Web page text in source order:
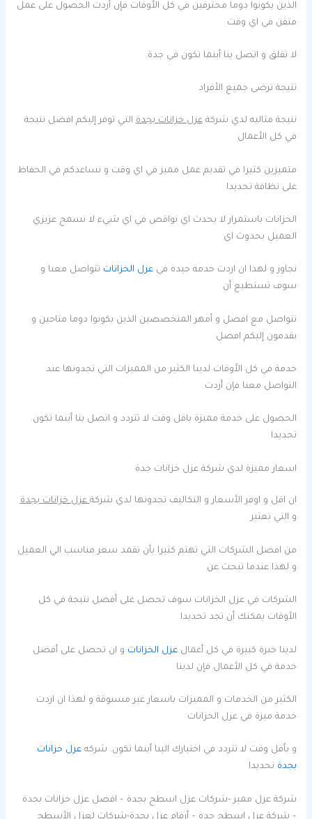
الذين يكونوا دوما محترفين في كل الأوقات فإن أردت الحصول على عمل
متقن في اي وقت
لا تقلق و اتصل بنا أينما تكون في جدة.
نتيجة ترضى جميع الأفراد
نتيجة مثاليه لدي شركةعزل خزانات بجدةالتي توفر إليكم افضل نتيجة
في كل الأعمال
متميزين كثيرا في تقديم عمل مميز في اي وقت و نساعدكم في الحفاظ
على نظافة تحديدا
الخزانات باستمرار لا يحدث اي نواقص في اي شيء لا نسمح عزيزي
العميل بحدوث اي
تجاوز و لهذا ان اردت خدمة جيدة في عزل الخزانات تتواصل معنا و
سوف تستطيع أن
تتواصل مع افضل و أمهر المتخصصين الذين يكونوا دوما متاحين و
يقدمون إليكم افضل
خدمة في كل الأوقات لدينا الكثير من المميزات التي تجدونها عند
التواصل معنا فإن أردت
الحصول على خدمة مميزة باقل وقت لا تتردد و اتصل بنا أينما تكون.
تحديدا
اسعار مميزة لدي شركة عزل خزانات جدة
ان اقل و اوفر الأسعار و التكاليف تجدونها لدي شركةعزل خزانات بجدة
و التي تعتبر
من افضل الشركات التي تهتم كثيرا بأن تقمد سعر مناسب الي العميل
و لهذا عندما تبحث عن
الشركات في عزل الخزانات سوف تحصل على أفضل نتيجة في كل
الأوقات يمكنك أن تجد تحديدا
لدينا خبرة كبيرة في كل أعمال عزل الخزانات و ان تحصل على أفضل
خدمة في كل الأعمال فإن لدينا
الكثير من الخدمات و المميزات باسعار غير مسبوقة و لهذا ان اردت
خدمة ميزة في عزل الخزانات
و بأقل وقت لا تتردد في اختيارك الينا أينما تكون. شركهعزل خزانات
بجدة تحديدا
شركة عزل مميز -شركات عزل اسطح بجدة – افضل عزل خزانات بجدة
– شركة عزل اسطح جدة – أرقام عزل بجدة-شركات لعزل الأسطح